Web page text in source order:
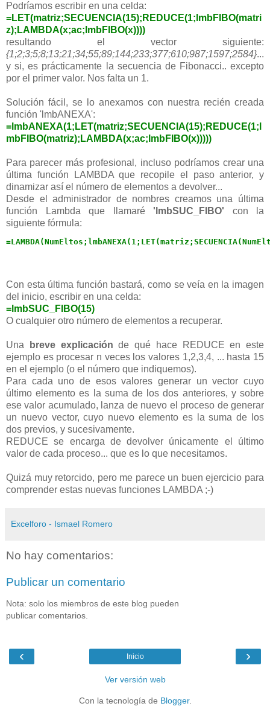
Podríamos escribir en una celda:
=LET(matriz;SECUENCIA(15);REDUCE(1;lmbFIBO(matri
z);LAMBDA(x;ac;lmbFIBO(x))))
resultando el vector siguiente:
{1;2;3;5;8;13;21;34;55;89;144;233;377;610;987;1597;2584}...
y si, es prácticamente la secuencia de Fibonacci.. excepto
por el primer valor. Nos falta un 1.
Solución fácil, se lo anexamos con nuestra recién creada
función 'lmbANEXA':
=lmbANEXA(1;LET(matriz;SECUENCIA(15);REDUCE(1;l
mbFIBO(matriz);LAMBDA(x;ac;lmbFIBO(x)))))
Para parecer más profesional, incluso podríamos crear una
última función LAMBDA que recopile el paso anterior, y
dinamizar así el número de elementos a devolver...
Desde el administrador de nombres creamos una última
función Lambda que llamaré 'lmbSUC_FIBO' con la
siguiente fórmula:
Con esta última función bastará, como se veía en la imagen
del inicio, escribir en una celda:
=lmbSUC_FIBO(15)
O cualquier otro número de elementos a recuperar.
Una breve explicación de qué hace REDUCE en este
ejemplo es procesar n veces los valores 1,2,3,4, ... hasta 15
en el ejemplo (o el número que indiquemos).
Para cada uno de esos valores generar un vector cuyo
último elemento es la suma de los dos anteriores, y sobre
ese valor acumulado, lanza de nuevo el proceso de generar
un nuevo vector, cuyo nuevo elemento es la suma de los
dos previos, y sucesivamente.
REDUCE se encarga de devolver únicamente el último
valor de cada proceso... que es lo que necesitamos.
Quizá muy retorcido, pero me parece un buen ejercicio para
comprender estas nuevas funciones LAMBDA ;-)
Excelforo - Ismael Romero
No hay comentarios:
Publicar un comentario
Nota: solo los miembros de este blog pueden
publicar comentarios.
‹ ›
Inicio
Ver versión web
Con la tecnología de Blogger.